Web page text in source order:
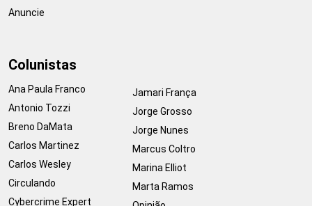
Anuncie
Colunistas
Ana Paula Franco
Antonio Tozzi
Breno DaMata
Carlos Martinez
Carlos Wesley
Circulando
Cybercrime Expert
Jamari França
Jorge Grosso
Jorge Nunes
Marcus Coltro
Marina Elliot
Marta Ramos